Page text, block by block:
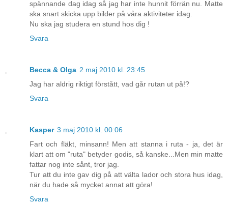
spännande dag idag så jag har inte hunnit förrän nu. Matte
ska snart skicka upp bilder på våra aktiviteter idag.
Nu ska jag studera en stund hos dig !
Svara
Becca & Olga 2 maj 2010 kl. 23:45
Jag har aldrig riktigt förstått, vad går rutan ut på!?
Svara
Kasper 3 maj 2010 kl. 00:06
Fart och fläkt, minsann! Men att stanna i ruta - ja, det är
klart att om "ruta" betyder godis, så kanske...Men min matte
fattar nog inte sånt, tror jag.
Tur att du inte gav dig på att välta lador och stora hus idag,
när du hade så mycket annat att göra!
Svara